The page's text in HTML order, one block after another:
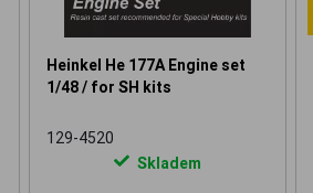
Heinkel He 177A Engine set
1/48 / for SH kits
129-4520
Skladem